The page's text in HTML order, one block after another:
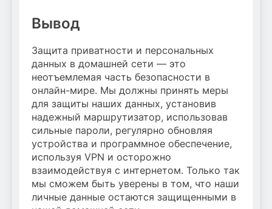
Вывод
Защита приватности и персональных
данных в домашней сети — это
неотъемлемая часть безопасности в
онлайн-мире. Мы должны принять меры
для защиты наших данных, установив
надежный маршрутизатор, использовав
сильные пароли, регулярно обновляя
устройства и программное обеспечение,
используя VPN и осторожно
взаимодействуя с интернетом. Только так
мы сможем быть уверены в том, что наши
личные данные остаются защищенными в